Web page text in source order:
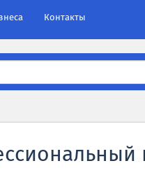
Контакты